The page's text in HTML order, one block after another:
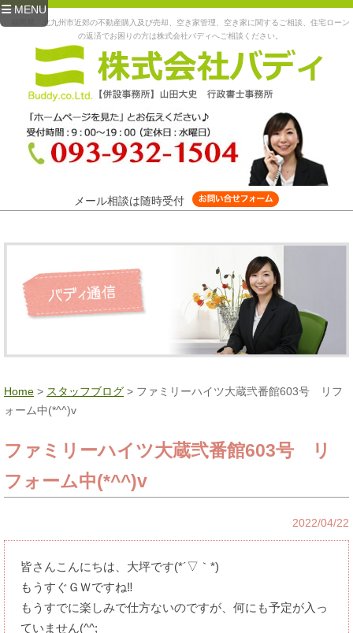
MENU
福岡県、北九州市近郊の不動産購入及び売却、空き家管理、空き家に関するご相談、住宅ローン
の返済でお困りの方は株式会社バディへご相談ください。
メール相談は随時受付
Home > スタッフブログ > ファミリーハイツ大蔵弐番館603号 リフ
ォーム中(*^^)v
ファミリーハイツ大蔵弐番館603号 リ
フォーム中(*^^)v
2022/04/22
皆さんこんにちは、大坪です(*´▽｀*)
もうすぐＧＷですね‼
もうすでに楽しみで仕方ないのですが、何にも予定が入っ
ていません(^^;